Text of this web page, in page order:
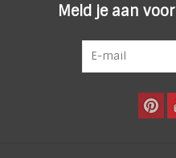
Meld je aan